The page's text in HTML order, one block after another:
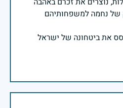
של נחמה למשפחותיהם
את ביטחונה של ישראל